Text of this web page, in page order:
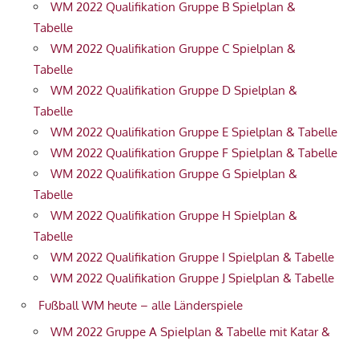
WM 2022 Qualifikation Gruppe B Spielplan &
Tabelle
WM 2022 Qualifikation Gruppe C Spielplan &
Tabelle
WM 2022 Qualifikation Gruppe D Spielplan &
Tabelle
WM 2022 Qualifikation Gruppe E Spielplan & Tabelle
WM 2022 Qualifikation Gruppe F Spielplan & Tabelle
WM 2022 Qualifikation Gruppe G Spielplan &
Tabelle
WM 2022 Qualifikation Gruppe H Spielplan &
Tabelle
WM 2022 Qualifikation Gruppe I Spielplan & Tabelle
WM 2022 Qualifikation Gruppe J Spielplan & Tabelle
Fußball WM heute – alle Länderspiele
WM 2022 Gruppe A Spielplan & Tabelle mit Katar &